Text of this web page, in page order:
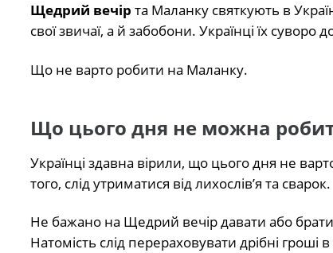
Щедрий вечір та Маланку святкують в
свої звичаї, а й забобони. Українці їх
Що не варто робити на Маланку.
Що цього дня не можна
Українці здавна вірили, що цього дня не
того, слід утриматися від лихослів’я та сварок.
Не бажано на Щедрий вечір давати або брати
Натомість слід перераховувати дрібні гроші